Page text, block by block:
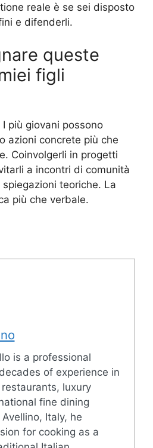
reale è se sei disposto
e difenderli.
queste
figli
più giovani possono
azioni concrete più che
Coinvolgerli in progetti
a incontri di comunità
teoriche. La
più che verbale.
is a professional
of experience in
luxury
fine dining
Italy, he
for cooking as a